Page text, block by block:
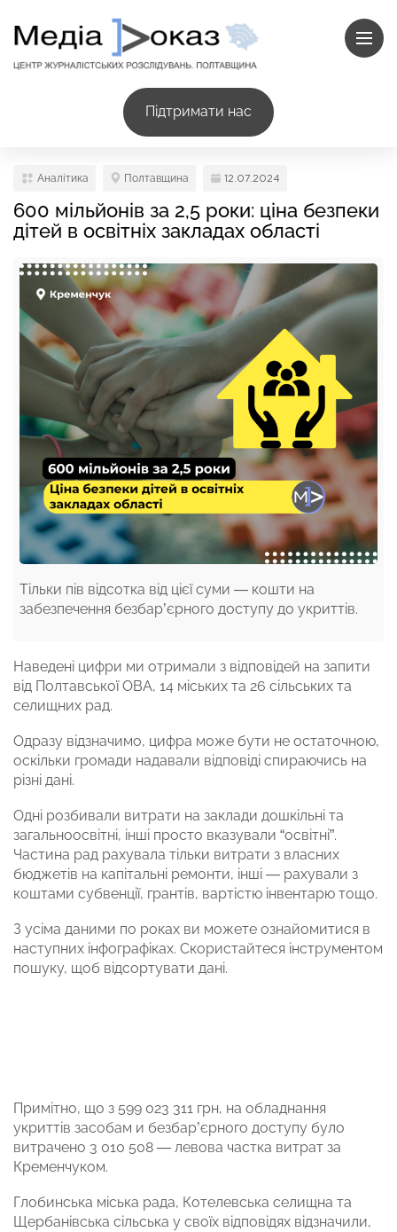
Підтримати нас
Аналітика Полтавщина 12.07.2024
600 мільйонів за 2,5 роки: ціна безпеки
дітей в освітніх закладах області
Тільки пів відсотка від цієї суми — кошти на
забезпечення безбар’єрного доступу до укриттів.
Наведені цифри ми отримали з відповідей на запити
від Полтавської ОВА, 14 міських та 26 сільських та
селищних рад.
Одразу відзначимо, цифра може бути не остаточною,
оскільки громади надавали відповіді спираючись на
різні дані.
Одні розбивали витрати на заклади дошкільні та
загальноосвітні, інші просто вказували “освітні”.
Частина рад рахувала тільки витрати з власних
бюджетів на капітальні ремонти, інші — рахували з
коштами субвенції, грантів, вартістю інвентарю тощо.
З усіма даними по роках ви можете ознайомитися в
наступних інфографіках. Скористайтеся інструментом
пошуку, щоб відсортувати дані.
Примітно, що з 599 023 311 грн, на обладнання
укриттів засобам и безбар’єрного доступу було
витрачено 3 010 508 — левова частка витрат за
Кременчуком.
Глобинська міська рада, Котелевська селищна та
Щербанівська сільська у своїх відповідях відзначили,